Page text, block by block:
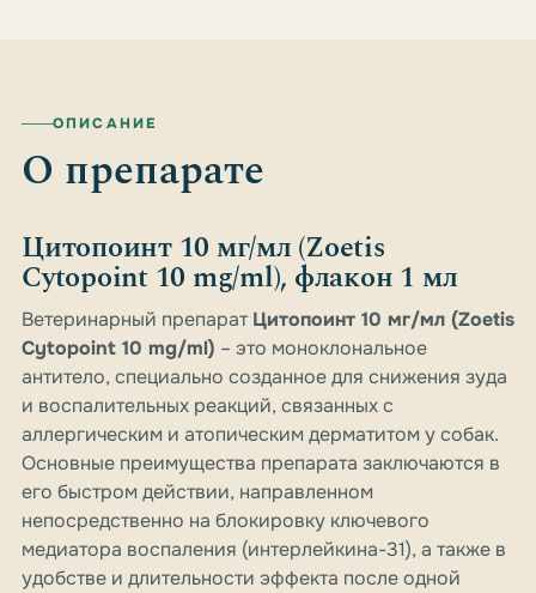
ОПИСАНИЕ
О препарате
Цитопоинт 10 мг/мл (Zoetis
Cytopoint 10 mg/ml), флакон 1 мл
Ветеринарный препаратЦитопоинт 10 мг/мл (Zoetis
Cytopoint 10 mg/ml) – это моноклональное
антитело, специально созданное для снижения зуда
и воспалительных реакций, связанных с
аллергическим и атопическим дерматитом у собак.
Основные преимущества препарата заключаются в
его быстром действии, направленном
непосредственно на блокировку ключевого
медиатора воспаления (интерлейкина-31), а также в
удобстве и длительности эффекта после одной